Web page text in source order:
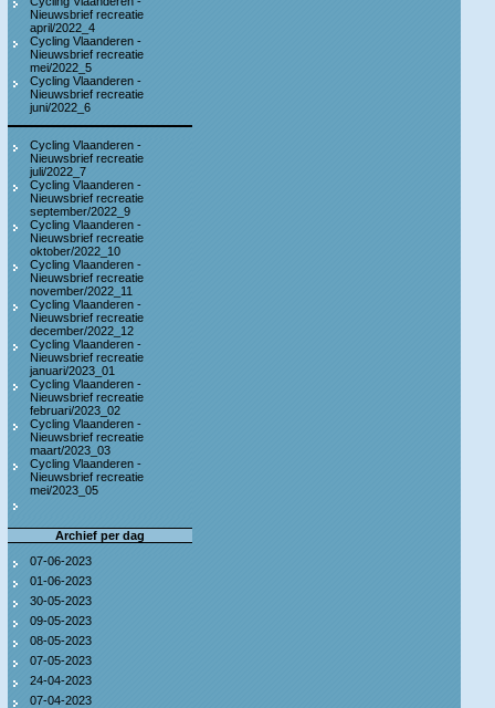
Nieuwsbrief recreatie
april/2022_4
Cycling Vlaanderen -
Nieuwsbrief recreatie
mei/2022_5
Cycling Vlaanderen -
Nieuwsbrief recreatie
juni/2022_6
Cycling Vlaanderen -
Nieuwsbrief recreatie
juli/2022_7
Cycling Vlaanderen -
Nieuwsbrief recreatie
september/2022_9
Cycling Vlaanderen -
Nieuwsbrief recreatie
oktober/2022_10
Cycling Vlaanderen -
Nieuwsbrief recreatie
november/2022_11
Cycling Vlaanderen -
Nieuwsbrief recreatie
december/2022_12
Cycling Vlaanderen -
Nieuwsbrief recreatie
januari/2023_01
Cycling Vlaanderen -
Nieuwsbrief recreatie
februari/2023_02
Cycling Vlaanderen -
Nieuwsbrief recreatie
maart/2023_03
Cycling Vlaanderen -
Nieuwsbrief recreatie
mei/2023_05
Archief per dag
07-06-2023
01-06-2023
30-05-2023
09-05-2023
08-05-2023
07-05-2023
24-04-2023
07-04-2023